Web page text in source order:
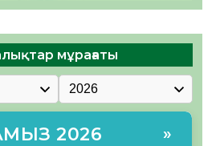
мұрағаты
2026 »